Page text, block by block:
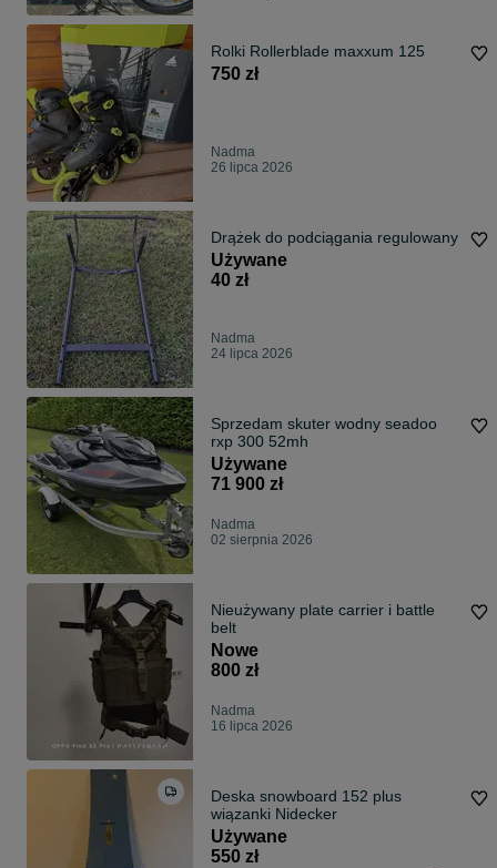
Rolki Rollerblade maxxum 125
750 zł
Nadma
26 lipca 2026
Drążek do podciągania regulowany
Używane
40 zł
Nadma
24 lipca 2026
Sprzedam skuter wodny seadoo
rxp 300 52mh
Używane
71 900 zł
Nadma
02 sierpnia 2026
Nieużywany plate carrier i battle
belt
Nowe
800 zł
Nadma
16 lipca 2026
Deska snowboard 152 plus
wiązanki Nidecker
Używane
550 zł